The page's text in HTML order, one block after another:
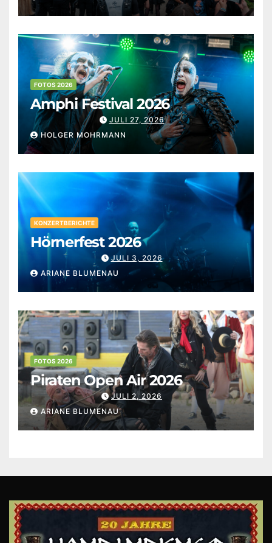
FOTOS 2026
Amphi Festival 2026
JULI 27, 2026
HOLGER MOHRMANN
KONZERTBERICHTE
Hörnerfest 2026
JULI 3, 2026
ARIANE BLUMENAU
FOTOS 2026
Piraten Open Air 2026
JULI 2, 2026
ARIANE BLUMENAU